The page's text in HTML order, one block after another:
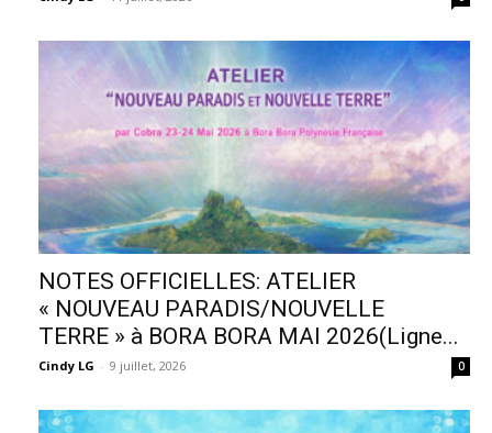
NOTES OFFICIELLES: ATELIER
« NOUVEAU PARADIS/NOUVELLE
TERRE » à BORA BORA MAI 2026(Ligne...
Cindy LG - 9 juillet, 2026 0